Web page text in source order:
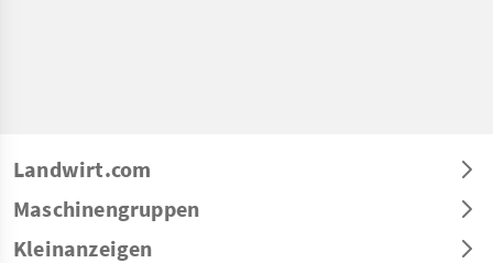
Landwirt.com
Maschinengruppen
Kleinanzeigen